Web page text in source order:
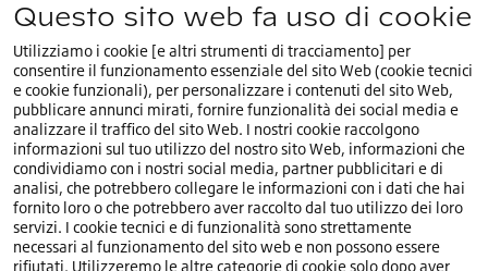
CONTATTACI
La nostra sede regionale:
Contattaci
Le nostri sedi EMEA:
Ti trovi nel nostro sito web italiano.Seleziona un
Questo sito web fa uso di cookie
Utilizziamo i cookie [e altri strumenti di tracciamento] per
consentire il funzionamento essenziale del sito Web (cookie tecnici
e cookie funzionali), per personalizzare i contenuti del sito Web,
pubblicare annunci mirati, fornire funzionalità dei social media e
analizzare il traffico del sito Web. I nostri cookie raccolgono
informazioni sul tuo utilizzo del nostro sito Web, informazioni che
condividiamo con i nostri social media, partner pubblicitari e di
analisi, che potrebbero collegare le informazioni con i dati che hai
fornito loro o che potrebbero aver raccolto dal tuo utilizzo dei loro
servizi. I cookie tecnici e di funzionalità sono strettamente
necessari al funzionamento del sito web e non possono essere
rifiutati. Utilizzeremo le altre categorie di cookie solo dopo aver